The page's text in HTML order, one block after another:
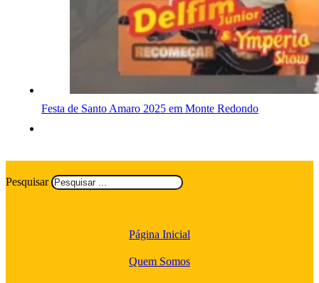
Festa de Santo Amaro 2025 em Monte Redondo
Pesquisar
Página Inicial
Quem Somos